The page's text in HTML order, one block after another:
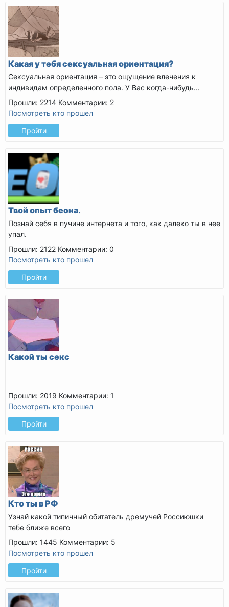
Какая у тебя сексуальная ориентация?
Сексуальная ориентация – это ощущение влечения к
индивидам определенного пола. У Вас когда-нибудь...
Прошли: 2214 Комментарии: 2
Посмотреть кто прошел
Пройти
Твой опыт беона.
Познай себя в пучине интернета и того, как далеко ты в нее
упал.
Прошли: 2122 Комментарии: 0
Посмотреть кто прошел
Пройти
Какой ты секс
Прошли: 2019 Комментарии: 1
Посмотреть кто прошел
Пройти
Кто ты в РФ
Узнай какой типичный обитатель дремучей Россиюшки
тебе ближе всего
Прошли: 1445 Комментарии: 5
Посмотреть кто прошел
Пройти